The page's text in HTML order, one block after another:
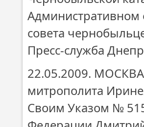
Административном
совета
Пресс-служба
22.05.2009.
митрополита
Своим Указом №